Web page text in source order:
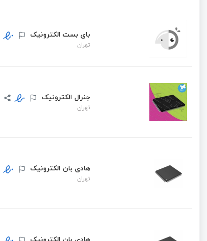
بای بست الکترونیک
تهران
جنرال الکترونیک
تهران
هادی بان الکترونیک
تهران